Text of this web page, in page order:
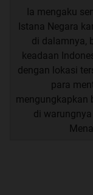
Ia mengaku
Istana Negara
di dalamnya,
keadaan
dengan lokasi
para
mengungkapkan
di